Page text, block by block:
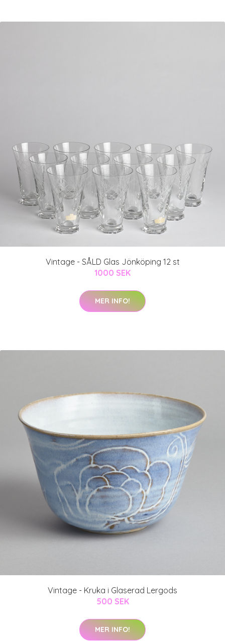
Vintage - SÅLD Glas Jönköping 12 st
1000 SEK
MER INFO!
Vintage - Kruka i Glaserad Lergods
500 SEK
MER INFO!